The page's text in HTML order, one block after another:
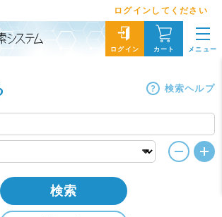
ログインしてください
ログイン カート メニュー
検索ヘルプ
検索